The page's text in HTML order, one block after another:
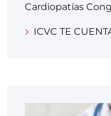
Cardiopatías
ICVC TE